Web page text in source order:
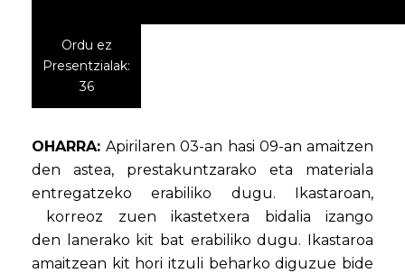
Ordu ez
Presentzialak:
36
OHARRA:Apirilaren 03-an hasi 09-an amaitzen
den astea, prestakuntzarako eta materiala
entregatzeko erabiliko dugu. Ikastaroan,
korreoz zuen ikastetxera bidalia izango
den lanerako kit bat erabiliko dugu. Ikastaroa
amaitzean kit hori itzuli beharko diguzue bide